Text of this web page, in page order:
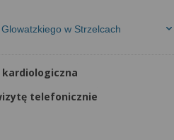
w Strzelcach
kardiologiczna
telefonicznie